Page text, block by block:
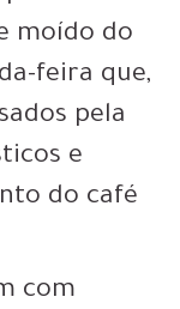
moído do
feira que,
pela
e
do café
com